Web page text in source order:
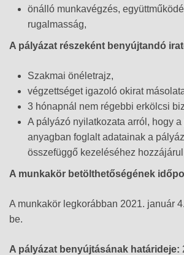
önálló munkavégzés,
rugalmasság,
A pályázat részeként benyújtandó
Szakmai önéletrajz,
végzettséget igazoló okirat
3 hónapnál nem régebbi erkölcsi
A pályázó nyilatkozata arról, hogy a
anyagban foglalt adatainak a
összefüggő kezeléséhez
A munkakör betölthetőségének
A munkakör legkorábban 2021. január
be.
A pályázat benyújtásának határideje: